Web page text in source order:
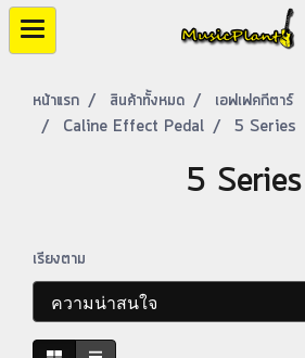
หน้าแรก สินค้าทั้งหมด
เอฟเฟคกีตาร์
Caline Effect Pedal
5 Series
5 Series
เรียงตาม